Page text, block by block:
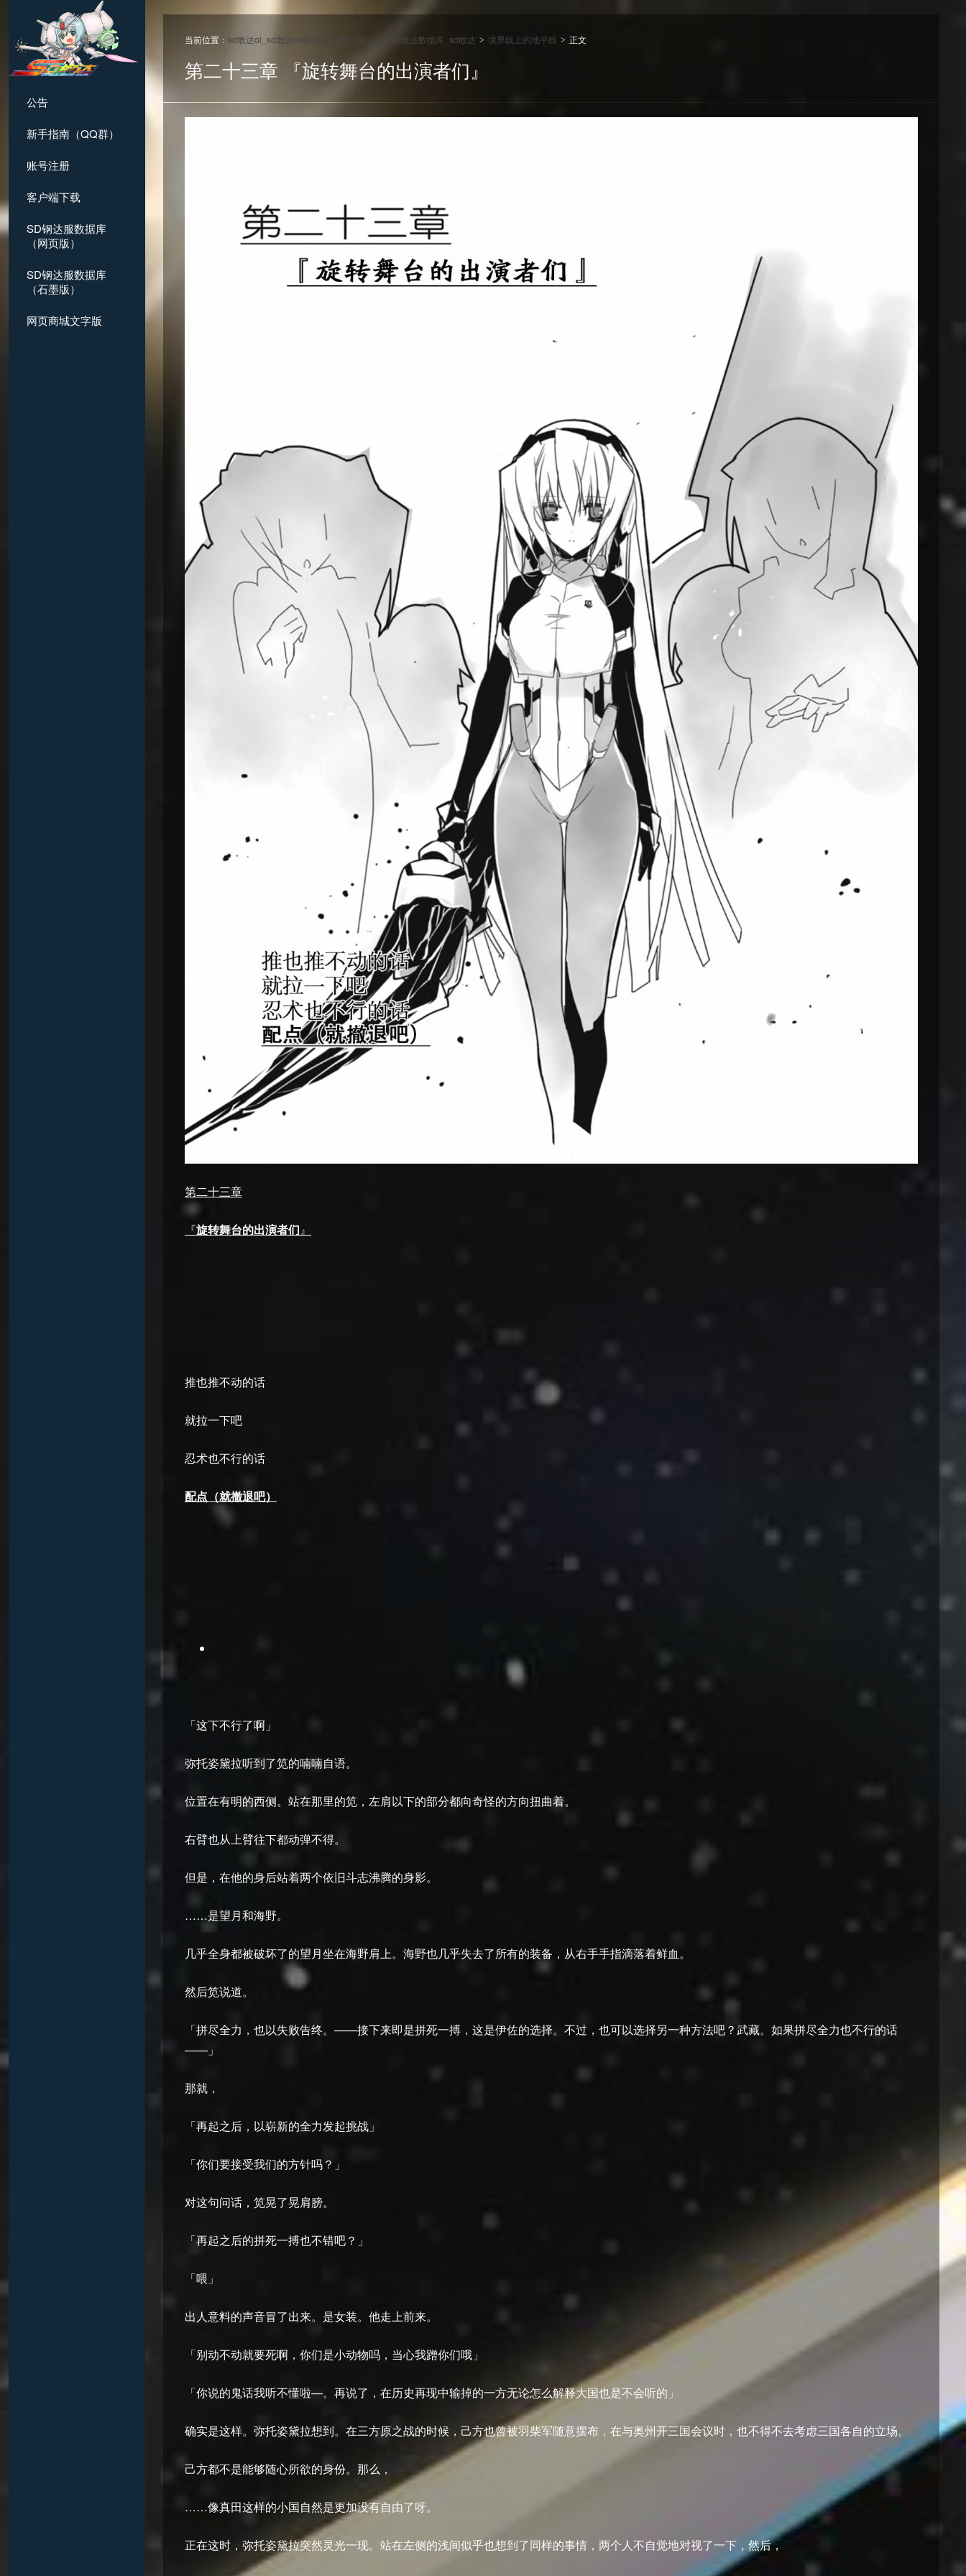
公告
新手指南（QQ群）
账号注册
客户端下载
SD钢达服数据库
（网页版）
SD钢达服数据库
（石墨版）
网页商城文字版
当前位置： sd敢达ol_sd敢达ol钢达服_sd敢达钢达服_SD敢达数据库_sd敢达 > 境界线上的地平线 > 正文
第二十三章 『旋转舞台的出演者们』
第二十三章
『旋转舞台的出演者们』
推也推不动的话
就拉一下吧
忍术也不行的话
配点（就撤退吧）
「这下不行了啊」
弥托姿黛拉听到了笕的喃喃自语。
位置在有明的西侧。站在那里的笕，左肩以下的部分都向奇怪的方向扭曲着。
右臂也从上臂往下都动弹不得。
但是，在他的身后站着两个依旧斗志沸腾的身影。
……是望月和海野。
几乎全身都被破坏了的望月坐在海野肩上。海野也几乎失去了所有的装备，从右手手指滴落着鲜血。
然后笕说道。
「拼尽全力，也以失败告终。——接下来即是拼死一搏，这是伊佐的选择。不过，也可以选择另一种方法吧？武藏。如果拼尽全力也不行的话
——」
那就，
「再起之后，以崭新的全力发起挑战」
「你们要接受我们的方针吗？」
对这句问话，笕晃了晃肩膀。
「再起之后的拼死一搏也不错吧？」
「喂」
出人意料的声音冒了出来。是女装。他走上前来。
「别动不动就要死啊，你们是小动物吗，当心我蹭你们哦」
「你说的鬼话我听不懂啦—。再说了，在历史再现中输掉的一方无论怎么解释大国也是不会听的」
确实是这样。弥托姿黛拉想到。在三方原之战的时候，己方也曾被羽柴军随意摆布，在与奥州开三国会议时，也不得不去考虑三国各自的立场。
己方都不是能够随心所欲的身份。那么，
……像真田这样的小国自然是更加没有自由了呀。
正在这时，弥托姿黛拉突然灵光一现。站在左侧的浅间似乎也想到了同样的事情，两个人不自觉地对视了一下，然后，